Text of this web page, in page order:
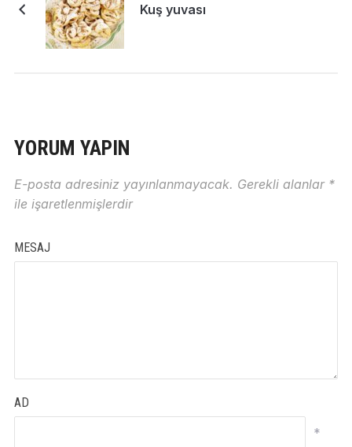
Kuş yuvası
YORUM YAPIN
E-posta adresiniz yayınlanmayacak. Gerekli alanlar *
ile işaretlenmişlerdir
MESAJ
AD
*